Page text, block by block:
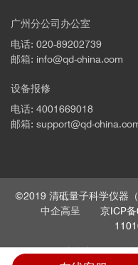
广州分公司办公室
电话: 020-89202739
邮箱: info@qd-china.com
设备报修
电话: 4001669018
邮箱: support@qd-
©2019 清砥量子科学仪器
中企高呈 京ICP
法律声明 隐